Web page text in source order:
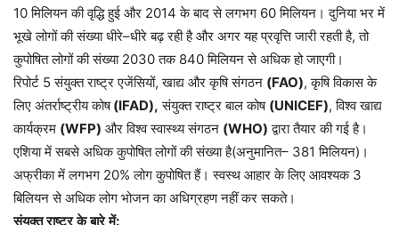
10मिलियन की वृद्धि हुई और 2014के बाद से लगभग 60मिलियन। दुनिया भर में
भूखे लोगों की संख्या धीरे–धीरे बढ़ रही है और अगर यह प्रवृत्ति जारी रहती है,तो
कुपोषित लोगों की संख्या2030तक840मिलियन से अधिक हो जाएगी।
रिपोर्ट 5संयुक्त राष्ट्र एजेंसियों,खाद्य और कृषि संगठन (FAO),कृषि विकास के
लिए अंतर्राष्ट्रीय कोष(IFAD), संयुक्त राष्ट्र बाल कोष (UNICEF),विश्व खाद्य
कार्यक्रम (WFP) और विश्व स्वास्थ्य संगठन (WHO) द्वारा तैयार की गई है।
एशिया में सबसे अधिक कुपोषित लोगों की संख्या है(अनुमानित– 381मिलियन) ।
अफ्रीका में लगभग 20%लोग कुपोषित हैं। स्वस्थ आहार के लिए आवश्यक3
बिलियन से अधिक लोग भोजन का अधिग्रहण नहीं कर सकते।
संयुक्त राष्ट्र के बारे में: